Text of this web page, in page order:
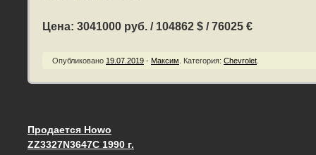
Цена: 3041000 руб. / 104862 $ / 76025 €
Опубликовано 19.07.2019 - Максим Категория: Chevrolet
Запись навигация
Продается Howo
ZZ3327N3647C 1990 г.